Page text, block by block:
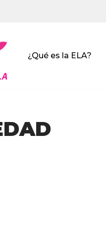
¿Qué es la ELA?